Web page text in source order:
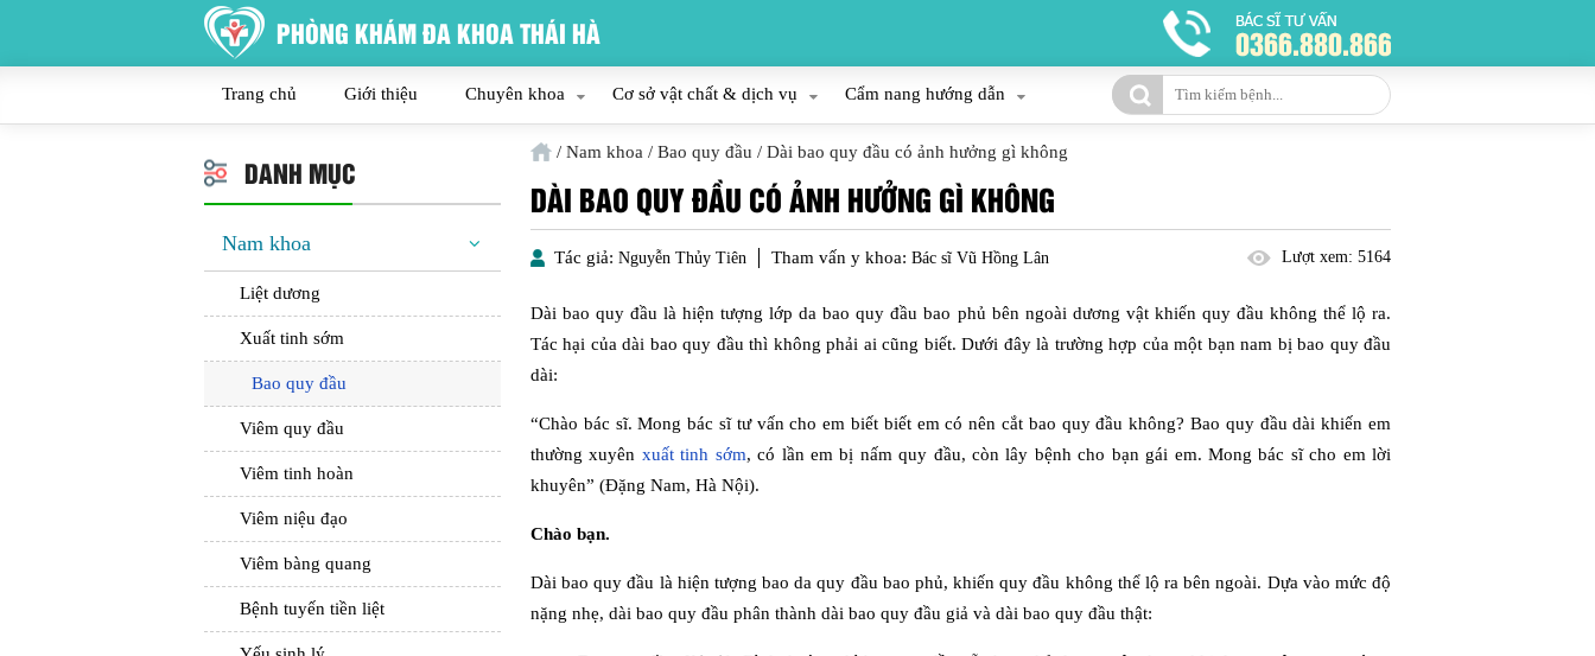
PHÒNG KHÁM ĐA KHOA THÁI HÀ
Trang chủ Giới thiệu Chuyên khoa Cơ sở vật chất & dịch vụ Cẩm nang hướng dẫn
/ Nam khoa / Bao quy đầu / Dài bao quy đầu có ảnh hưởng gì không
DÀI BAO QUY ĐẦU CÓ ẢNH HƯỞNG GÌ KHÔNG
Tác giả: Nguyễn Thủy Tiên Tham vấn y khoa: Bác sĩ Vũ Hồng Lân Lượt xem: 5164
Dài bao quy đầu là hiện tượng lớp da bao quy đầu bao phủ bên ngoài dương vật khiến quy đầu không thể lộ ra.
Tác hại của dài bao quy đầu thì không phải ai cũng biết. Dưới đây là trường hợp của một bạn nam bị bao quy đầu
dài:
“Chào bác sĩ. Mong bác sĩ tư vấn cho em biết biết em có nên cắt bao quy đầu không? Bao quy đầu dài khiến em
thường xuyên xuất tinh sớm, có lần em bị nấm quy đầu, còn lây bệnh cho bạn gái em. Mong bác sĩ cho em lời
khuyên” (Đặng Nam, Hà Nội).
Chào bạn.
Dài bao quy đầu là hiện tượng bao da quy đầu bao phủ, khiến quy đầu không thể lộ ra bên ngoài. Dựa vào mức độ
nặng nhẹ, dài bao quy đầu phân thành dài bao quy đầu giả và dài bao quy đầu thật:
DANH MỤC
Nam khoa
Liệt dương
Xuất tinh sớm
Bao quy đầu
Viêm quy đầu
Viêm tinh hoàn
Viêm niệu đạo
Viêm bàng quang
Bệnh tuyến tiền liệt